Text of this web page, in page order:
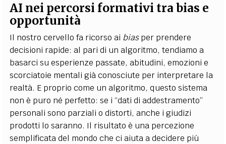
AI nei percorsi formativi tra bias e
opportunità
Il nostro cervello fa ricorso ai biasper prendere
decisioni rapide: al pari di un algoritmo, tendiamo a
basarci su esperienze passate, abitudini, emozioni e
scorciatoie mentali già conosciute per interpretare la
realtà. E proprio come un algoritmo, questo sistema
non è puro né perfetto: se i “dati di addestramento”
personali sono parziali o distorti, anche i giudizi
prodotti lo saranno. Il risultato è una percezione
semplificata del mondo che ci aiuta a decidere più